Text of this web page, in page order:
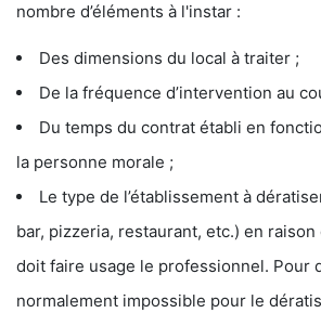
nombre d’éléments à l'instar :
Des dimensions du local à traiter ;
De la fréquence d’intervention au
Du temps du contrat établi en
la personne morale ;
Le type de l’établissement à
bar, pizzeria, restaurant, etc.) en
doit faire usage le professionnel. Pour
normalement impossible pour le